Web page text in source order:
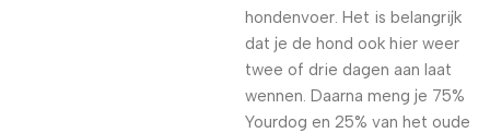
hondenvoer. Het is belangrijk
dat je de hond ook hier weer
twee of drie dagen aan laat
wennen. Daarna meng je 75%
Yourdog en 25% van het oude